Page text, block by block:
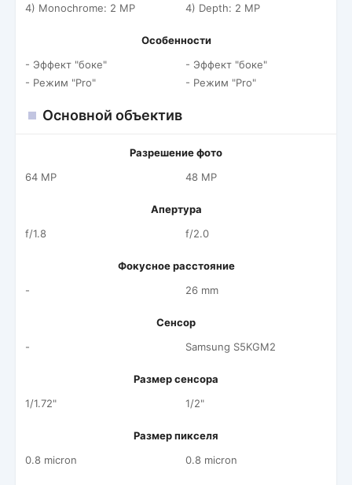
4) Monochrome: 2 MP
4) Depth: 2 MP
Особенности
- Эффект "боке"
- Режим "Pro"
- Эффект "боке"
- Режим "Pro"
Основной объектив
Разрешение фото
64 MP
48 MP
Апертура
f/1.8
f/2.0
Фокусное расстояние
-
26 mm
Сенсор
-
Samsung S5KGM2
Размер сенсора
1/1.72"
1/2"
Размер пикселя
0.8 micron
0.8 micron